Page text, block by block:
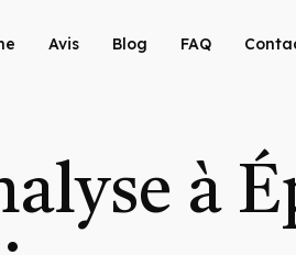
Avis Blog FAQ
à